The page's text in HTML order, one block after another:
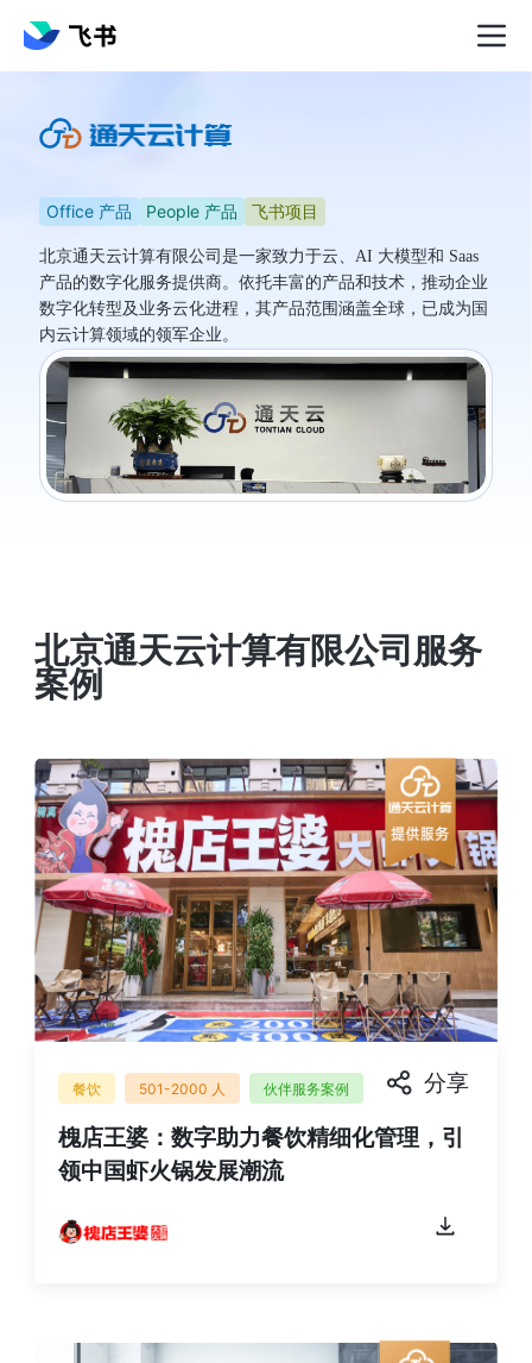
Office 产品 People 产品 飞书项目
北京通天云计算有限公司是一家致力于云、AI 大模型和 Saas
产品的数字化服务提供商。依托丰富的产品和技术，推动企业
数字化转型及业务云化进程，其产品范围涵盖全球，已成为国
内云计算领域的领军企业。
北京通天云计算有限公司服务
案例
餐饮 501-2000 人 伙伴服务案例
槐店王婆：数字助力餐饮精细化管理，引
领中国虾火锅发展潮流
分享